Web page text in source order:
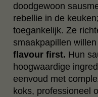
doodgewoon
rebellie in de
toegankelijk. Ze
smaakpapillen
flavour first. Hun
hoogwaardige
eenvoud met
koks, professioneel